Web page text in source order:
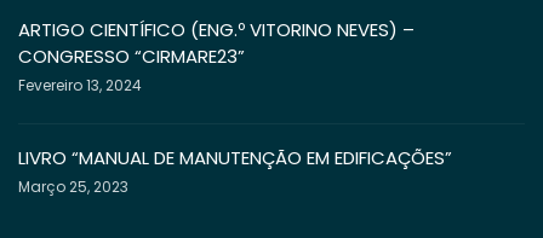
ARTIGO CIENTÍFICO (ENG.º VITORINO NEVES) –
CONGRESSO “CIRMARE23”
Fevereiro 13, 2024
LIVRO “MANUAL DE MANUTENÇÃO EM EDIFICAÇÕES”
Março 25, 2023